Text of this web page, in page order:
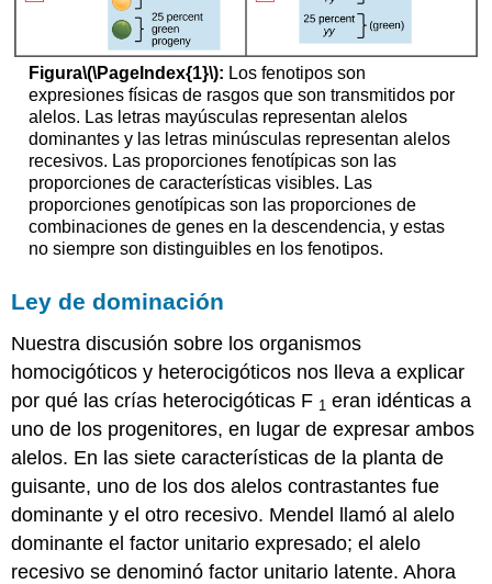
Figura\(\PageIndex{1}\): Los fenotipos son
expresiones físicas de rasgos que son transmitidos por
alelos. Las letras mayúsculas representan alelos
dominantes y las letras minúsculas representan alelos
recesivos. Las proporciones fenotípicas son las
proporciones de características visibles. Las
proporciones genotípicas son las proporciones de
combinaciones de genes en la descendencia, y estas
no siempre son distinguibles en los fenotipos.
Ley de dominación
Nuestra discusión sobre los organismos
homocigóticos y heterocigóticos nos lleva a explicar
por qué las crías heterocigóticas F 1 eran idénticas a
uno de los progenitores, en lugar de expresar ambos
alelos. En las siete características de la planta de
guisante, uno de los dos alelos contrastantes fue
dominante y el otro recesivo. Mendel llamó al alelo
dominante el factor unitario expresado; el alelo
recesivo se denominó factor unitario latente. Ahora